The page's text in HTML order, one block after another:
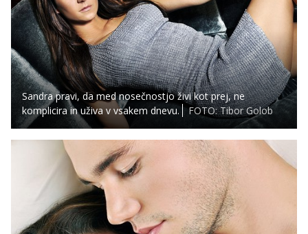
Sandra pravi, da med nosečnostjo živi kot prej, ne
komplicira in uživa v vsakem dnevu.
FOTO: Tibor Golob